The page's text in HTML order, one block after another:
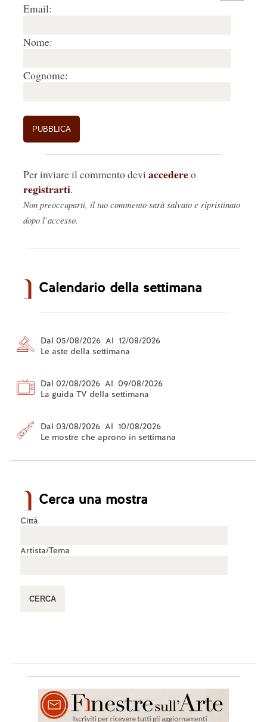
Email:
Nome:
Cognome:
Per inviare il commento devi accedereo
registrarti.
Non preoccuparti, il tuo commento sarà salvato e ripristinato
dopo l’accesso.
Calendario della settimana
Dal 05/08/2026 Al 12/08/2026
Le aste della settimana
Dal 02/08/2026 Al 09/08/2026
La guida TV della settimana
Dal 03/08/2026 Al 10/08/2026
Le mostre che aprono in settimana
Cerca una mostra
Città
Artista/Tema